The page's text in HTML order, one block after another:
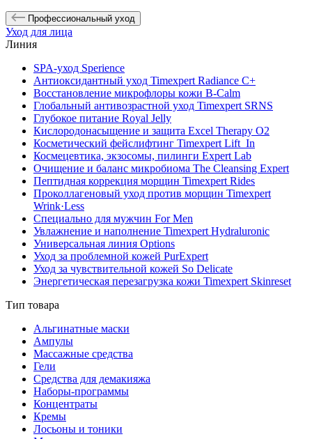
Профессиональный уход
Уход для лица
Линия
SPA-уход Sperience
Антиоксидантный уход Timexpert Radiance C+
Восстановление микрофлоры кожи B-Calm
Глобальный антивозрастной уход Timexpert SRNS
Глубокое питание Royal Jelly
Кислородонасыщение и защита Excel Therapy O2
Косметический фейслифтинг Timexpert Lift_In
Космецевтика, экзосомы, пилинги Expert Lab
Очищение и баланс микробиома The Cleansing Expert
Пептидная коррекция морщин Timexpert Rides
Проколлагеновый уход против морщин Timexpert
Wrink·Less
Специально для мужчин For Men
Увлажнение и наполнение Timexpert Hydraluronic
Универсальная линия Options
Уход за проблемной кожей PurExpert
Уход за чувствительной кожей So Delicate
Энергетическая перезагрузка кожи Timexpert Skinreset
Тип товара
Альгинатные маски
Ампулы
Массажные средства
Гели
Средства для демакияжа
Наборы-программы
Концентраты
Кремы
Лосьоны и тоники